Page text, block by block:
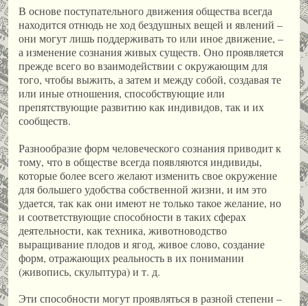
В основе поступательного движения общества всегда
находится отнюдь не ход бездушных вещей и явлений –
они могут лишь поддерживать то или иное движение, –
а изменение сознания живых существ. Оно проявляется
прежде всего во взаимодействии с окружающим для
того, чтобы выжить, а затем и между собой, создавая те
или иные отношения, способствующие или
препятствующие развитию как индивидов, так и их
сообществ.
Разнообразие форм человеческого сознания приводит к
тому, что в обществе всегда появляются индивиды,
которые более всего желают изменить свое окружение
для большего удобства собственной жизни, и им это
удается, так как они имеют не только такое желание, но
и соответствующие способности в таких сферах
деятельности, как техника, животноводство
выращивание плодов и ягод, живое слово, создание
форм, отражающих реальность в их понимании
(живопись, скульптура) и т. д.
Эти способности могут проявляться в разной степени –